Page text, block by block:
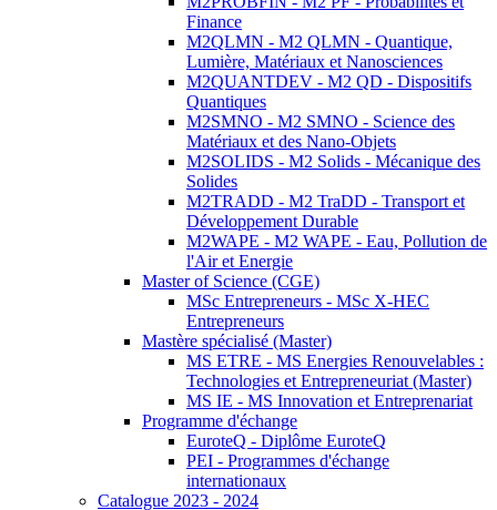
Finance
M2QLMN - M2 QLMN - Quantique,
Lumière, Matériaux et Nanosciences
M2QUANTDEV - M2 QD - Dispositifs
Quantiques
M2SMNO - M2 SMNO - Science des
Matériaux et des Nano-Objets
M2SOLIDS - M2 Solids - Mécanique des
Solides
M2TRADD - M2 TraDD - Transport et
Développement Durable
M2WAPE - M2 WAPE - Eau, Pollution de
l'Air et Energie
Master of Science (CGE)
MSc Entrepreneurs - MSc X-HEC
Entrepreneurs
Mastère spécialisé (Master)
MS ETRE - MS Energies Renouvelables :
Technologies et Entrepreneuriat (Master)
MS IE - MS Innovation et Entreprenariat
Programme d'échange
EuroteQ - Diplôme EuroteQ
PEI - Programmes d'échange
internationaux
Catalogue 2023 - 2024